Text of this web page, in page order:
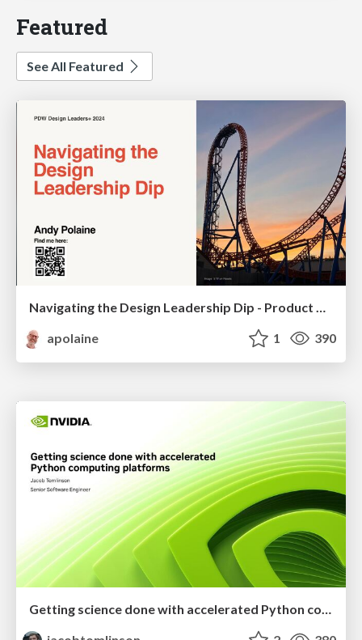
Featured
See All Featured
Navigating the Design Leadership Dip - Product Design Week Design Leaders+ Conference 2024
apolaine
1 390
Getting science done with accelerated Python computing platforms